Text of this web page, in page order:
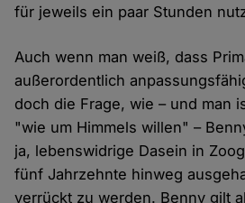
für jeweils ein paar Stunden
Auch wenn man weiß, dass
außerordentlich
doch die Frage, wie – und man
"wie um Himmels willen" –
ja, lebenswidrige Dasein in
fünf Jahrzehnte hinweg
verrückt zu werden. Benny gilt